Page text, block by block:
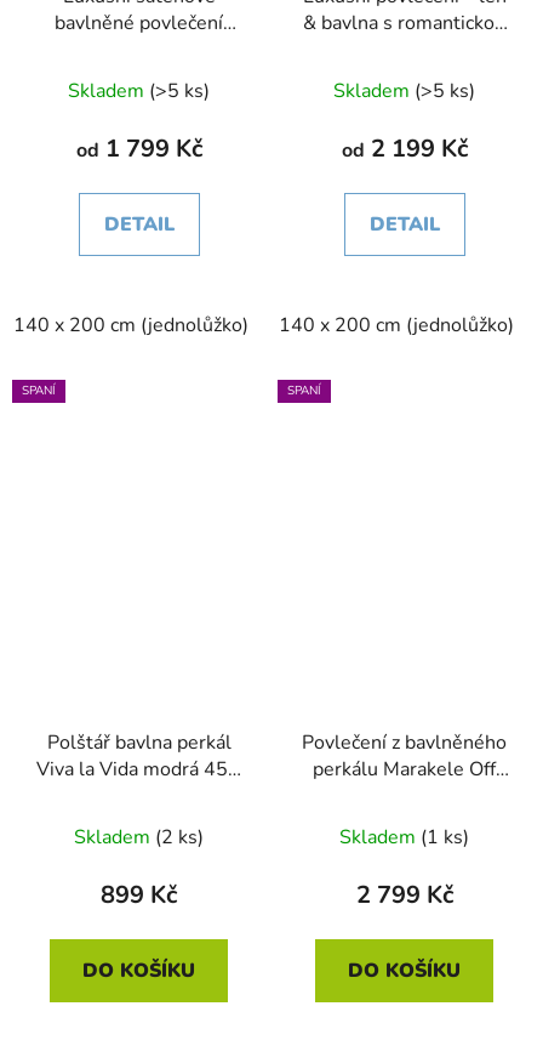
bavlněné povlečení
Skladem (>5 ks)
od 1 799 Kč
DETAIL
140 x 200 cm (jednolůžko) 200 x 200 cm (dvoulůžko)
& bavlna s romantickou
hodnocení
produktu
5,0
z
Skladem (>5 ks)
od 2 199 Kč
DETAIL
140 x 200 cm (jednolůžko)
SPANÍ
Polštář bavlna perkál
Viva la Vida modrá 45 x
Skladem (2 ks)
899 Kč
DO KOŠÍKU
SPANÍ
Povlečení z bavlněného
perkálu Marakele Off
70x90
Skladem (1 ks)
2 799 Kč
DO KOŠÍKU